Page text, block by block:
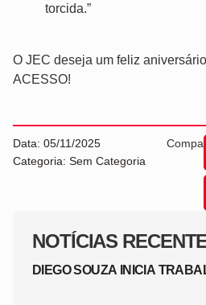
NOTÍCIAS
DIEGO SOUZA INICIA
torcida.”
O JEC deseja um feliz
ACESSO!
Data: 05/11/2025
Categoria: Sem Categoria